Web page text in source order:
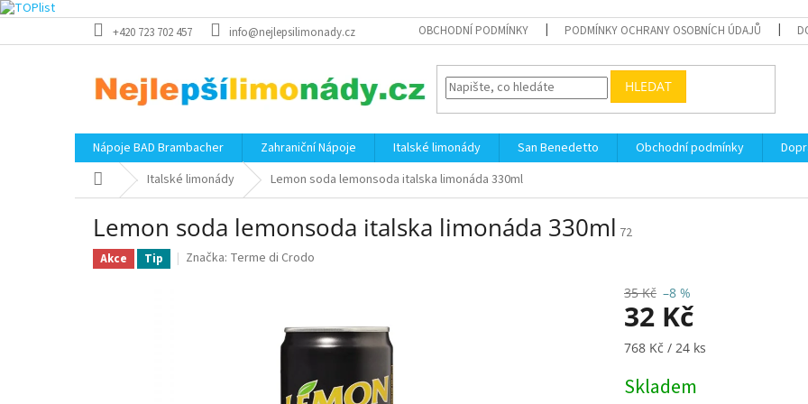
na
+420 723 702 457 info@nejlepsilimonady.cz OBCHODNÍ PODMÍNKY PODMÍNKY OCHRANY OSOBNÍCH ÚDAJŮ
HLEDAT
Nápoje BAD Brambacher Zahraniční Nápoje Italské limonády San Benedetto Obchodní podmínky
Domů Italské limonády Lemon soda lemonsoda italska limonáda 330ml
Lemon soda lemonsoda italska limonáda 330ml 72
Akce Tip Značka: Terme di Crodo
35 Kč –8 %
32 Kč
Měrná
768 Kč / 24 ks
Skladem